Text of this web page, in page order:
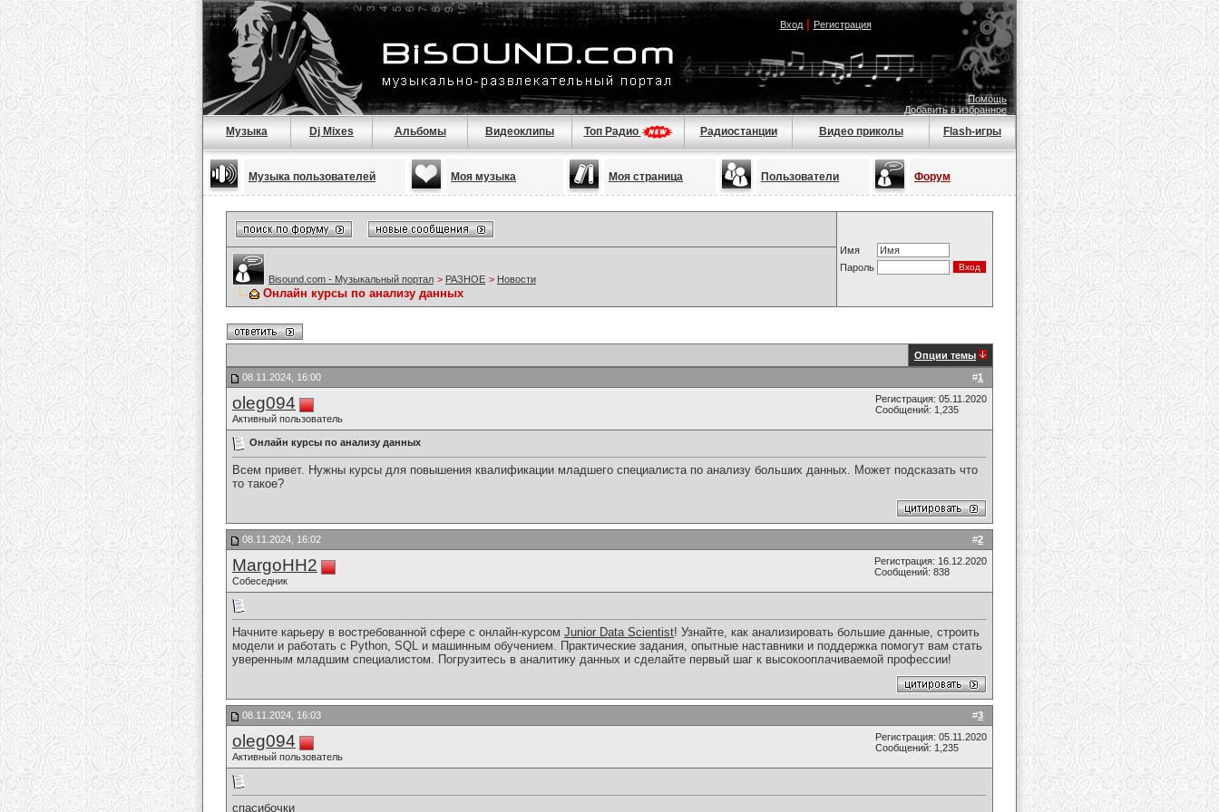
Вход| Регистрация
Помощь
Добавить в избранное
Музыка Dj Mixes Альбомы Видеоклипы Топ Радио Радиостанции Видео приколы Flash-игры
Музыка пользователей Моя музыка Моя страница Пользователи Форум
Имя
Пароль
Bisound.com - Музыкальный портал > РАЗНОЕ > Новости
Онлайн курсы по анализу данных
Опции темы
#1
08.11.2024, 16:00
oleg094
Активный пользователь
Регистрация: 05.11.2020
Сообщений: 1,235
Онлайн курсы по анализу данных
Всем привет. Нужны курсы для повышения квалификации младшего специалиста по анализу больших данных. Может подсказать что
то такое?
#2
08.11.2024, 16:02
MargoHH2
Собеседник
Регистрация: 16.12.2020
Сообщений: 838
Начните карьеру в востребованной сфере с онлайн-курсом Junior Data Scientist! Узнайте, как анализировать большие данные, строить
модели и работать с Python, SQL и машинным обучением. Практические задания, опытные наставники и поддержка помогут вам стать
уверенным младшим специалистом. Погрузитесь в аналитику данных и сделайте первый шаг к высокооплачиваемой профессии!
#3
08.11.2024, 16:03
oleg094
Активный пользователь
Регистрация: 05.11.2020
Сообщений: 1,235
спасибочки